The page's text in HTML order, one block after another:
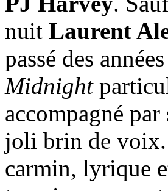
nuit Laurent
passé des
Midnight
accompagné par
joli brin de voix.
carmin, lyrique